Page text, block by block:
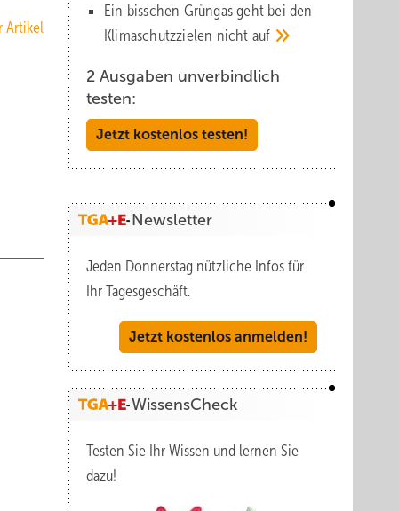
Artikel
Ein bisschen Grüngas geht bei den
Klima­schutz­zielen nicht auf
2 Ausgaben unverbindlich
testen:
Jetzt kostenlos testen!
Newsletter
Jeden Donnerstag nützliche Infos für
Ihr Tagesgeschäft.
Jetzt kostenlos anmelden!
WissensCheck
Testen Sie Ihr Wissen und lernen Sie
dazu!